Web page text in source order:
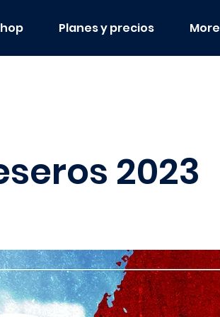
Planes y precios More
2023